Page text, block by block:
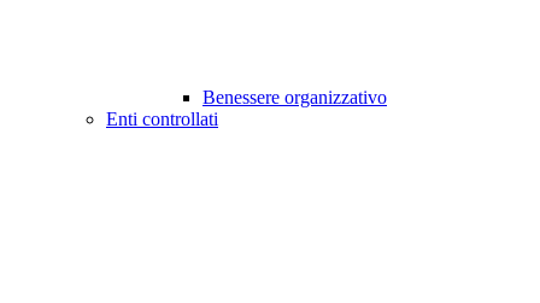
Benessere organizzativo
Enti controllati